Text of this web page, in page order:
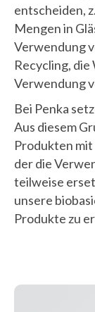
entscheiden,
Mengen in
Verwendung
Recycling,
Verwendung
Bei Penka
Aus diesem
Produkten
der die
teilweise
unsere
Produkte zu